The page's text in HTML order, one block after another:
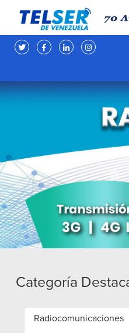
Categoría
Radiocomunicaciones